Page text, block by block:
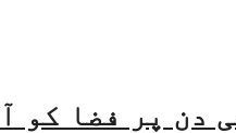
دن پر فضا کو